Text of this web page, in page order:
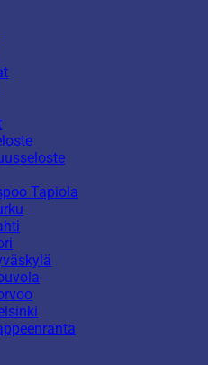
Tapiola